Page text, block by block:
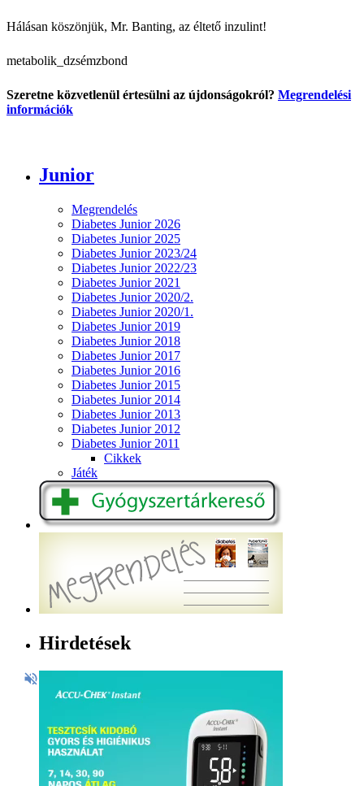
Hálásan köszönjük, Mr. Banting, az éltető inzulint!
metabolik_dzsémzbond
Szeretne közvetlenül értesülni az újdonságokról? Megrendelési
információk
Junior
Megrendelés
Diabetes Junior 2026
Diabetes Junior 2025
Diabetes Junior 2023/24
Diabetes Junior 2022/23
Diabetes Junior 2021
Diabetes Junior 2020/2.
Diabetes Junior 2020/1.
Diabetes Junior 2019
Diabetes Junior 2018
Diabetes Junior 2017
Diabetes Junior 2016
Diabetes Junior 2015
Diabetes Junior 2014
Diabetes Junior 2013
Diabetes Junior 2012
Diabetes Junior 2011
Cikkek
Játék
Hirdetések